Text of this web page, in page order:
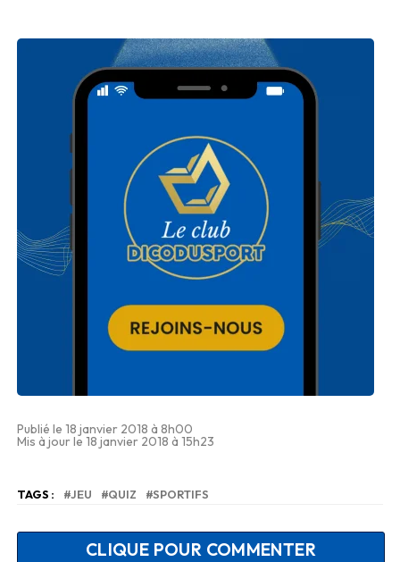
Publié le 18 janvier 2018 à 8h00
Mis à jour le 18 janvier 2018 à 15h23
TAGS : JEU QUIZ SPORTIFS
CLIQUE POUR COMMENTER